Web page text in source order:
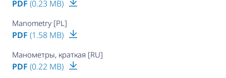
PDF (0.23 MB)
Manometry [PL]
PDF (1.58 MB)
Манометры, краткая [RU]
PDF (0.22 MB)